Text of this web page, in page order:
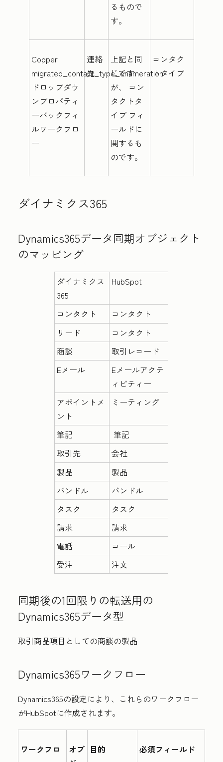
るもので
す。
Copper
migrated_contact_type_enumeration
ドロップダウ
ンプロパティ
ーバックフィ
ルワークフロ
ー
連絡
先
上記と同
じです
が、 コン
タクトタ
イプ フィ
ールドに
関するも
のです。
コンタク
トタイプ
ダイナミクス365
Dynamics365データ同期オブジェクト
のマッピング
ダイナミクス
365
HubSpot
コンタクト
コンタクト
リード
コンタクト
商談
取引レコード
Eメール
Eメールアクテ
ィビティー
アポイントメ
ント
ミーティング
筆記
筆記
取引先
会社
製品
製品
バンドル
バンドル
タスク
タスク
請求
請求
電話
コール
受注
注文
同期後の1回限りの転送用の
Dynamics365データ型
取引商品項目としての商談の製品
Dynamics365ワークフロー
Dynamics365の設定により、これらのワークフロー
がHubSpotに作成されます。
ワークフロ
オブ 目的 必須フィールド